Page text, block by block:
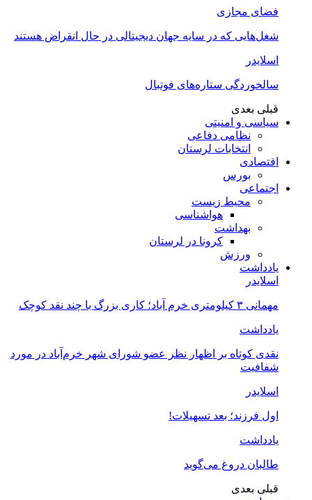
فضای مجازی
شغل‌‌هایی که در سایه جهان دیجیتالی در حال انقراض هستند
اسلایدر
سالخوردگی ستاره‌های فوتبال
قبلی بعدی
سیاسی و امنیتی
نظامی دفاعی
انتخابات لرستان
اقتصادی
بورس
اجتماعی
محیط زیست
هواشناسی
بهداشت
کرونا در لرستان
ورزش
یادداشت
اسلایدر
مهمانی ۳ کیلومتری خرم آباد؛ کاری بزرگ با چند نقد کوچک
یادداشت
نقدی کوتاه بر اظهار نظر عضو شورای شهر خرم‌آباد در مورد
شفافیت
اسلایدر
اول فرزند؛ بعد تسهیلات!
یادداشت
طالبان دروغ می‌گوید
قبلی بعدی